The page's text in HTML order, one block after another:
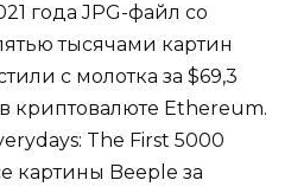
года JPG-файл со
тысячами картин
с молотка за $69,3
криптовалюте Ethereum.
The First 5000
картины Beeple за